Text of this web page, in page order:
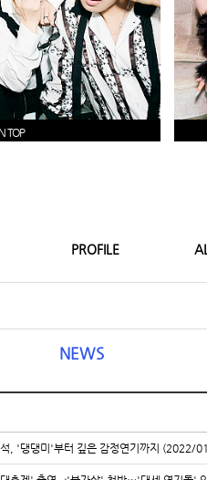
TOP
PROFILE
NEWS
, '댕댕미'부터 깊은 감정연기까지 (2022/